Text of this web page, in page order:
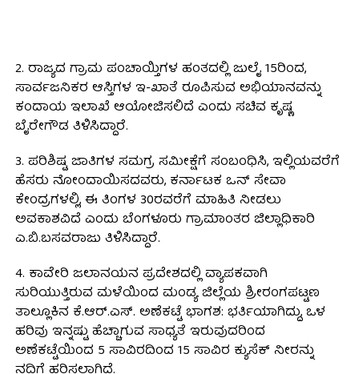
2. ರಾಜ್ಯದ ಗ್ರಾಮ ಪಂಚಾಯ್ತಿಗಳ ಹಂತದಲ್ಲಿ ಜುಲೈ 15ರಿಂದ,
ಸಾರ್ವಜನಿಕರ ಆಸ್ತಿಗಳ ಇ-ಖಾತೆ ರೂಪಿಸುವ ಅಭಿಯಾನವನ್ನು
ಕಂದಾಯ ಇಲಾಖೆ ಆಯೋಜಿಸಲಿದೆ ಎಂದು ಸಚಿವ ಕೃಷ್ಣ
ಬೈರೇಗೌಡ ತಿಳಿಸಿದ್ದಾರೆ.
3. ಪರಿಶಿಷ್ಟ ಜಾತಿಗಳ ಸಮಗ್ರ ಸಮೀಕ್ಷೆಗೆ ಸಂಬಂಧಿಸಿ, ಇಲ್ಲಿಯವರೆಗೆ
ಹೆಸರು ನೋಂದಾಯಿಸದವರು, ಕರ್ನಾಟಕ ಒನ್ ಸೇವಾ
ಕೇಂದ್ರಗಳಲ್ಲಿ, ಈ ತಿಂಗಳ 30ರವರೆಗೆ ಮಾಹಿತಿ ನೀಡಲು
ಅವಕಾಶವಿದೆ ಎಂದು ಬೆಂಗಳೂರು ಗ್ರಾಮಾಂತರ ಜಿಲ್ಲಾಧಿಕಾರಿ
ಎ.ಬಿ.ಬಸವರಾಜು ತಿಳಿಸಿದ್ದಾರೆ.
4. ಕಾವೇರಿ ಜಲಾನಯನ ಪ್ರದೇಶದಲ್ಲಿ ವ್ಯಾಪಕವಾಗಿ
ಸುರಿಯುತ್ತಿರುವ ಮಳೆಯಿಂದ ಮಂಡ್ಯ ಜಿಲ್ಲೆಯ ಶ್ರೀರಂಗಪಟ್ಟಣ
ತಾಲ್ಲೂಕಿನ ಕೆ.ಆರ್.ಎಸ್. ಅಣೆಕಟ್ಟೆ ಭಾಗಶ: ಭರ್ತಿಯಾಗಿದ್ದು, ಒಳ
ಹರಿವು ಇನ್ನಷ್ಟು ಹೆಚ್ಚಾಗುವ ಸಾಧ್ಯತೆ ಇರುವುದರಿಂದ
ಅಣೆಕಟ್ಟೆಯಿಂದ 5 ಸಾವಿರದಿಂದ 15 ಸಾವಿರ ಕ್ಯುಸೆಕ್ ನೀರನ್ನು